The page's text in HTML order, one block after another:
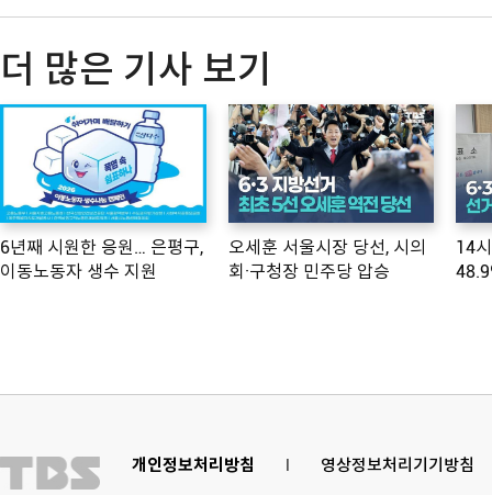
더 많은 기사 보기
6년째 시원한 응원… 은평구,
이동노동자 생수 지원
오세훈 서울시장 당선, 시의
회·구청장 민주당 압승
14
개인정보처리방침 영상정보처리기기방침